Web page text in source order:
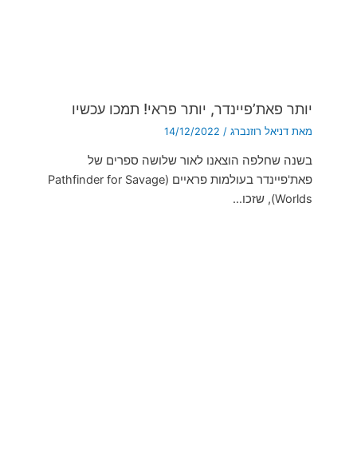
יותר פאת’פיינדר, יותר פראי! תמכו עכשיו
מאתדניאל רוזנברג/
14/12/2022
בשנה שחלפה הוצאנו לאור שלושה ספרים של
פאת'פיינדר בעולמות פראיים (Pathfinder for Savage
Worlds), שזכו…